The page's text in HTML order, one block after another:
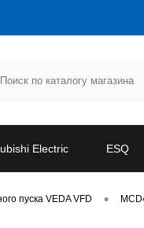
Electric ESQ
пуска VEDA VFD •